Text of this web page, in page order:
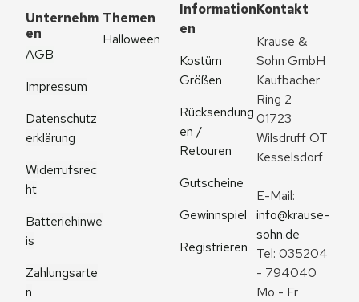
Unternehm
en
AGB
Impressum
Datenschutz
erklärung
Widerrufsrec
ht
Batteriehinwe
is
Zahlungsarte
n
Themen
Halloween
Information
en
Kostüm
Größen
Rücksendung
en /
Retouren
Gutscheine
Gewinnspiel
Registrieren
Kontakt
Krause &
Sohn GmbH
Kaufbacher
Ring 2
01723
Wilsdruff OT
Kesselsdorf
info@krause-
sohn.de
Tel: 035204
- 794040
Mo - Fr